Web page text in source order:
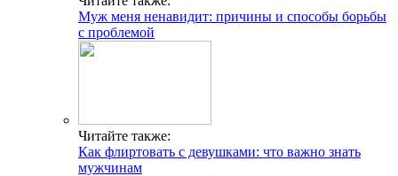
Муж меня ненавидит: причины и способы борьбы
с проблемой
Читайте также:
Как флиртовать с девушками: что важно знать
мужчинам